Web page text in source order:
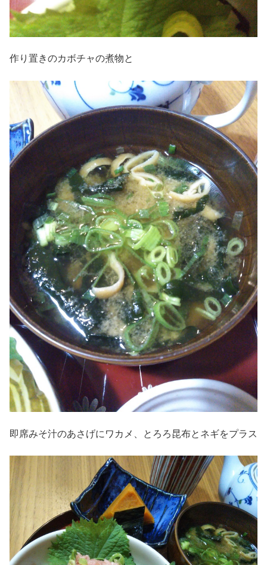
作り置きのカボチャの煮物と
即席みそ汁のあさげにワカメ、とろろ昆布とネギをプラス